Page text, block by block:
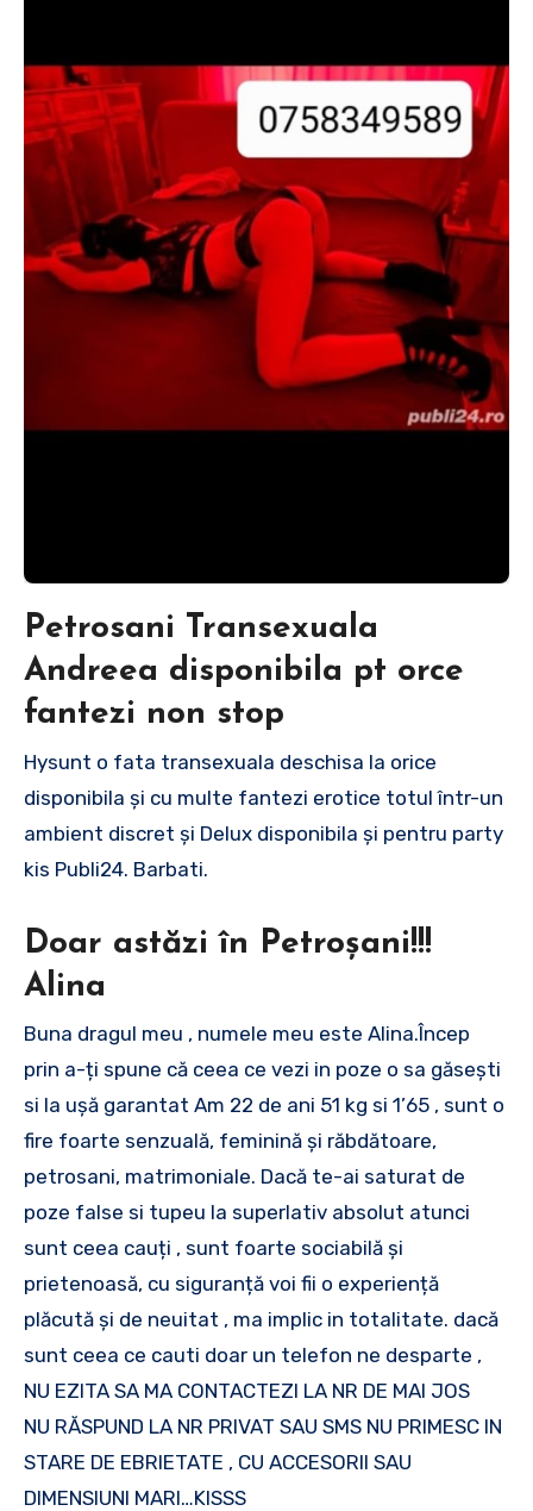
Petrosani Transexuala
Andreea disponibila pt orce
fantezi non stop
Hysunt o fata transexuala deschisa la orice
disponibila și cu multe fantezi erotice totul într-un
ambient discret și Delux disponibila și pentru party
kis Publi24. Barbati.
Doar astăzi în Petroșani!!!
Alina
Buna dragul meu , numele meu este Alina.Încep
prin a-ți spune că ceea ce vezi in poze o sa găsești
si la ușă garantat Am 22 de ani 51 kg si 1’65 , sunt o
fire foarte senzuală, feminină și răbdătoare,
petrosani, matrimoniale. Dacă te-ai saturat de
poze false si tupeu la superlativ absolut atunci
sunt ceea cauți , sunt foarte sociabilă și
prietenoasă, cu siguranță voi fii o experiență
plăcută și de neuitat , ma implic in totalitate. dacă
sunt ceea ce cauti doar un telefon ne desparte ,
NU EZITA SA MA CONTACTEZI LA NR DE MAI JOS
NU RĂSPUND LA NR PRIVAT SAU SMS NU PRIMESC IN
STARE DE EBRIETATE , CU ACCESORII SAU
DIMENSIUNI MARI…KISSS